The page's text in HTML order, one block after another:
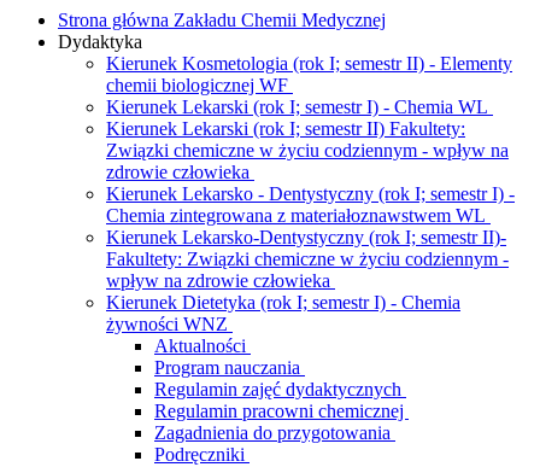
Strona główna Zakładu Chemii Medycznej
Dydaktyka
Kierunek Kosmetologia (rok I; semestr II) - Elementy
chemii biologicznej WF
Kierunek Lekarski (rok I; semestr I) - Chemia WL
Kierunek Lekarski (rok I; semestr II) Fakultety:
Związki chemiczne w życiu codziennym - wpływ na
zdrowie człowieka
Kierunek Lekarsko - Dentystyczny (rok I; semestr I) -
Chemia zintegrowana z materiałoznawstwem WL
Kierunek Lekarsko-Dentystyczny (rok I; semestr II)-
Fakultety: Związki chemiczne w życiu codziennym -
wpływ na zdrowie człowieka
Kierunek Dietetyka (rok I; semestr I) - Chemia
żywności WNZ
Aktualności
Program nauczania
Regulamin zajęć dydaktycznych
Regulamin pracowni chemicznej
Zagadnienia do przygotowania
Podręczniki